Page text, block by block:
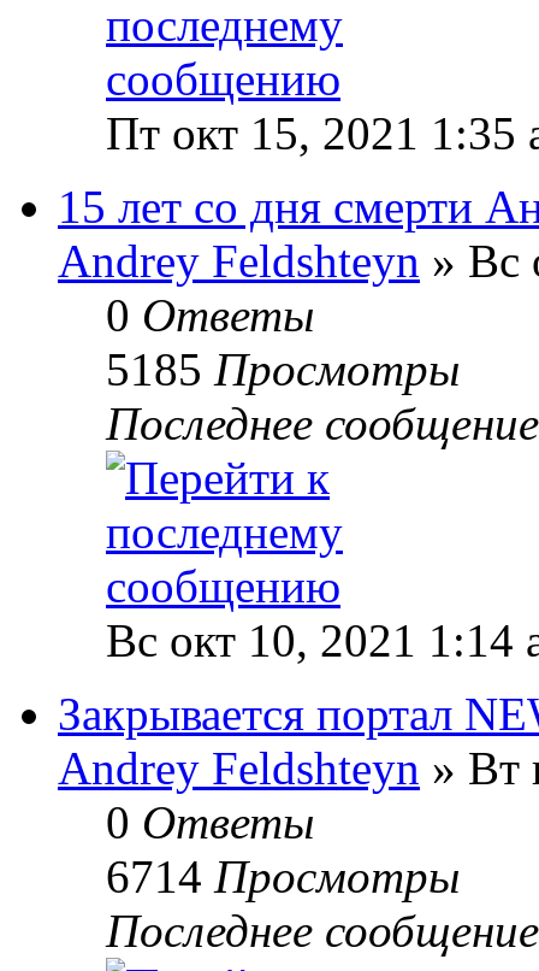
Пт окт 15, 2021 1:35
15 лет со дня смерти
Andrey Feldshteyn » Вс
0 Ответы
5185 Просмотры
Последнее
Вс окт 10, 2021 1:14
Закрывается портал
Andrey Feldshteyn » Вт
0 Ответы
6714 Просмотры
Последнее